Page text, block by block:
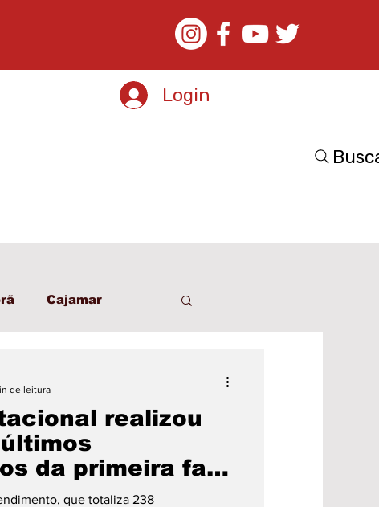
Login
Cajamar
Prefeiturarealizou
da primeira fase
Terraço
que totaliza 238
de leitura